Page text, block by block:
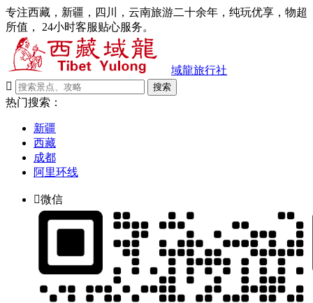
专注西藏，新疆，四川，云南旅游二十余年，纯玩优享，物超
所值， 24小时客服贴心服务。
域龍旅行社

搜索
热门搜索：
新疆
西藏
成都
阿里环线
微信